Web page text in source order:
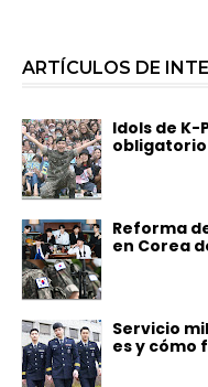
ARTÍCULOS DE
Idols de K-
obligatorio
Reforma
en Corea
Servicio
es y cómo